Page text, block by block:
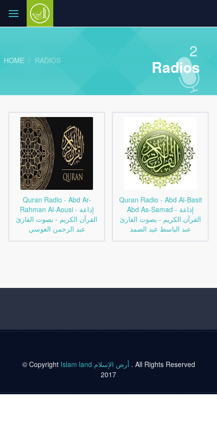
HOME RADIOS 2
Radios
Quran Radio - Abd Ar-
Rahman Al-Aousi - إذاعة
القرآن الكريم - بصوت القارئ
عبد الرحمن العوسي
Quran Radio - Abd Al-Basit
Abd As-Samad - إذاعة
القرآن الكريم - بصوت القارئ
عبد الباسط عبد الصمد
© Copyright Islam land أرض الإسلام . All Rights Reserved
2017